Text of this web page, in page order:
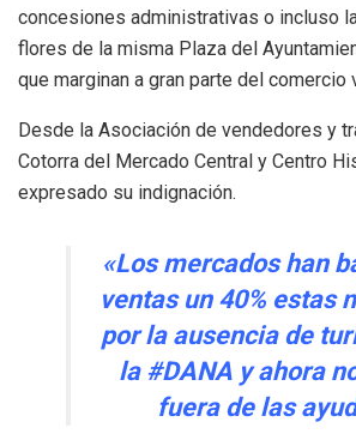
concesiones administrativas o incluso
flores de la misma Plaza del
que marginan a gran parte del comercio
Desde la Asociación de vendedores y
Cotorra del Mercado Central y Centro
expresado su indignación.
«Los mercados han
ventas un 40% estas
por la ausencia de
la #DANA y ahora
fuera de las